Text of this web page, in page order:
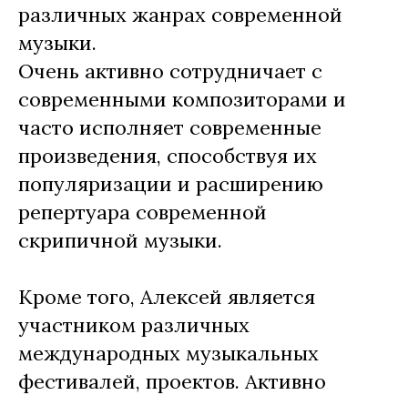
различных жанрах современной
музыки.
Очень активно сотрудничает с
современными композиторами и
часто исполняет современные
произведения, способствуя их
популяризации и расширению
репертуара современной
скрипичной музыки.
Кроме того, Алексей является
участником различных
международных музыкальных
фестивалей, проектов. Активно